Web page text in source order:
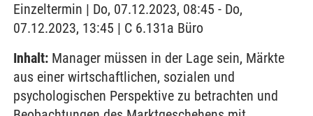
Einzeltermin | Do, 07.12.2023, 08:45 - Do,
07.12.2023, 13:45 | C 6.131a Büro
Inhalt: Manager müssen in der Lage sein, Märkte
aus einer wirtschaftlichen, sozialen und
psychologischen Perspektive zu betrachten und